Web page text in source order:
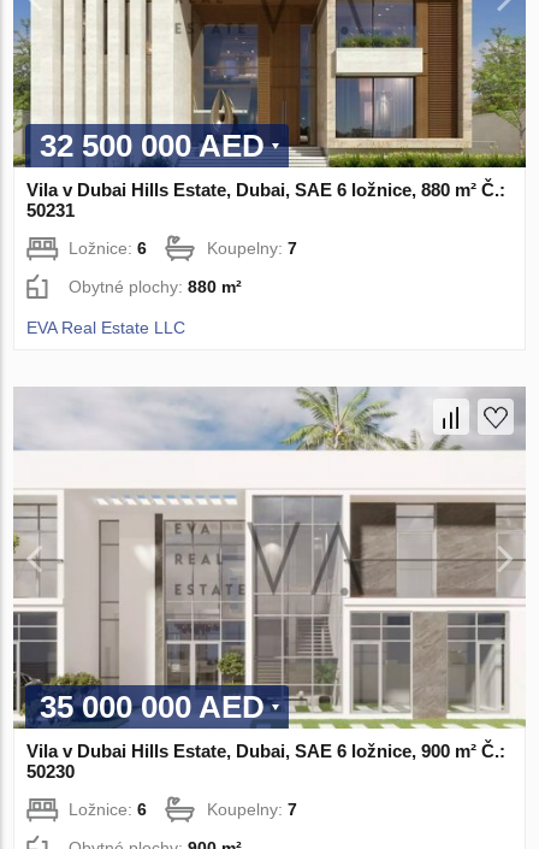
32 500 000 AED
Vila v Dubai Hills Estate, Dubai, SAE 6 ložnice, 880 m² Č.:
50231
Ložnice:6 Koupelny:7
Obytné plochy:880 m²
EVA Real Estate LLC
35 000 000 AED
Vila v Dubai Hills Estate, Dubai, SAE 6 ložnice, 900 m² Č.:
50230
Ložnice:6 Koupelny:7